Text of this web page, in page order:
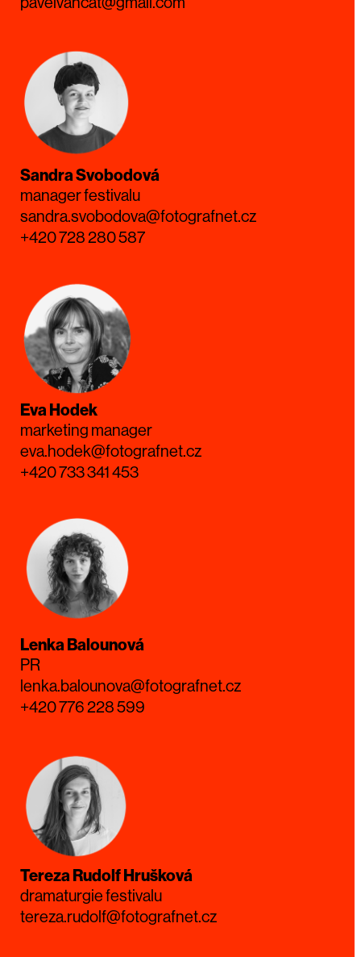
Sandra Svobodová
manager festivalu
sandra.svobodova@fotografnet.cz
+420 728 280 587
Eva Hodek
marketing manager
eva.hodek@fotografnet.cz
+420 733 341 453
Lenka Balounová
PR
lenka.balounova@fotografnet.cz
+420 776 228 599
Tereza Rudolf Hrušková
dramaturgie festivalu
tereza.rudolf@fotografnet.cz